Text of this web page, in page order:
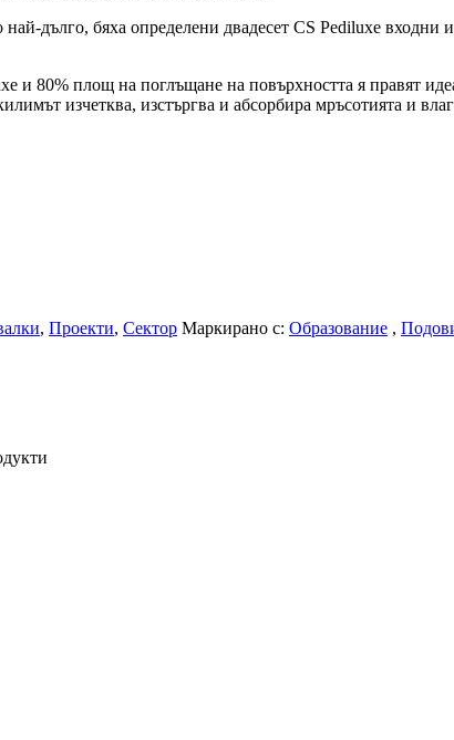
дълго, бяха определени двадесет CS Pediluxe входни
и 80% площ на поглъщане на повърхността я правят
изчетква, изстъргва и абсорбира мръсотията и
, Проекти, Сектор Маркирано с: Образование ,